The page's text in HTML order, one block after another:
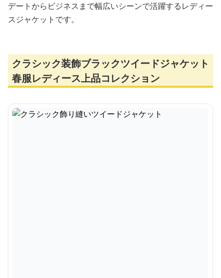
デートからビジネスまで幅広いシーンで活躍するレディー
スジャケットです。
クラシック装飾ブラックツイードジャケット
春服レディース上品コレクション